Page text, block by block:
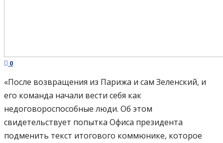
0
«После возвращения из Парижа и сам Зеленский, и
его команда начали вести себя как
недоговороспособные люди. Об этом
свидетельствует попытка Офиса президента
подменить текст итогового коммюнике, которое